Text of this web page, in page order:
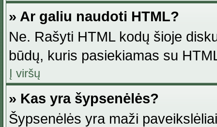
» Ar galiu naudoti HTML?
Ne. Rašyti HTML kodų šioje
būdų, kuris pasiekiamas su
Į viršų
» Kas yra šypsenėlės?
Šypsenėlės yra maži